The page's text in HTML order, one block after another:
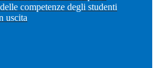
competenze degli studenti
uscita